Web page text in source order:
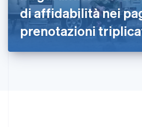
di affidabilità nei
prenotazioni
Italia
Italiano English
Lettonia
Liechtenstein